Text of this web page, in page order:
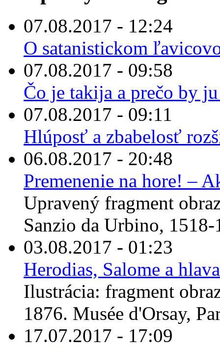
07.08.2017 - 12:24
O satanistickom
07.08.2017 - 09:58
Čo je takija a prečo by
07.08.2017 - 09:11
Hlúposť a zbabelosť
06.08.2017 - 20:48
Premenenie na hore! –
Upravený fragment
Sanzio da Urbino,
03.08.2017 - 01:23
Herodias, Salome a hlava
Ilustrácia: fragment
1876. Musée d'Orsay,
17.07.2017 - 17:09